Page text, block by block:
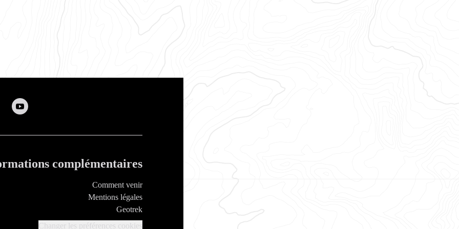
complémentaires
Comment venir
Mentions légales
Geotrek
Changer les préférences cookies